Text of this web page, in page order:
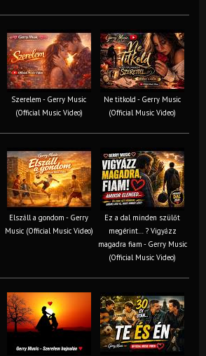
Szerelem - Gerry Music
(Official Music Video)
Ne titkold - Gerry Music
(Official Music Video)
Elszáll a gondom - Gerry
Music (Official Music Video)
Ez a dal minden szülőt
megérint… ? Vigyázz
magadra fiam - Gerry Music
(Official Music Video)